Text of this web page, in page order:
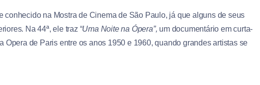
conhecido na Mostra de Cinema de São Paulo, já que alguns de seus
Na 44ª, ele traz “Uma Noite na Ópera”, um documentário em curta-
Opera de Paris entre os anos 1950 e 1960, quando grandes artistas se